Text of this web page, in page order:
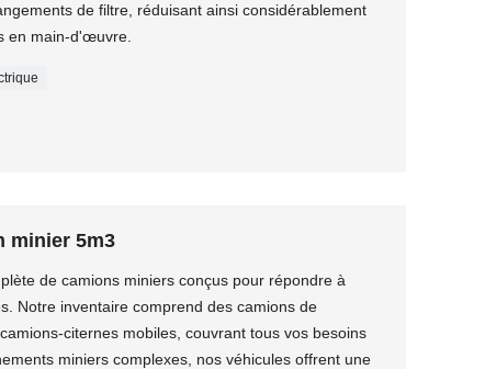
de filtre, réduisant ainsi considérablement
en main-d'œuvre.
minier 5m3
de camions miniers conçus pour répondre à
Notre inventaire comprend des camions de
citernes mobiles, couvrant tous vos besoins
miniers complexes, nos véhicules offrent une